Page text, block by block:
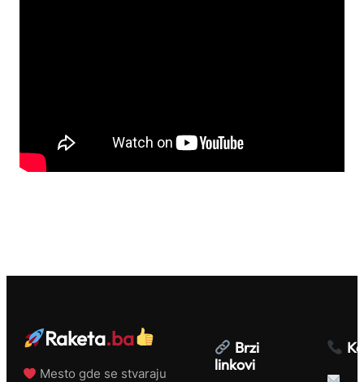
Raketa.ba
Mesto gde se stvaraju
Brzi
linkovi